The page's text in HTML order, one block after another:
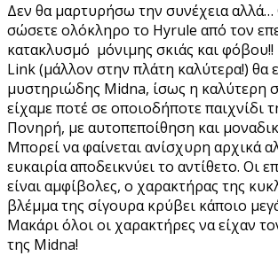
Δεν θα μαρτυρήσω την συνέχεια αλλά…
σώσετε ολόκληρο το Hyrule από τον
κατακλυσμό μόνιμης σκιάς και
Link (μάλλον στην πλάτη καλύτερα!) θα
μυστηριώδης Midna, ίσως η καλύτερη
είχαμε ποτέ σε οποιοδήποτε παιχνίδι
Πονηρή, με αυτοπεποίθηση και
Μπορεί να φαίνεται ανίσχυρη αρχικά
ευκαιρία αποδεικνύει το αντίθετο. Οι
είναι αμφίβολες, ο χαρακτήρας της
βλέμμα της σίγουρα κρύβει κάποιο
Μακάρι όλοι οι χαρακτήρες να είχαν
της Midna!